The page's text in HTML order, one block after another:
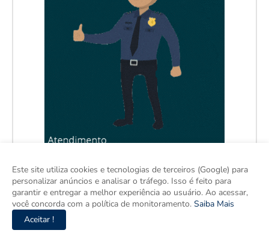
Este site utiliza cookies e tecnologias de terceiros (Google) para
personalizar anúncios e analisar o tráfego. Isso é feito para
garantir e entregar a melhor experiência ao usuário. Ao acessar,
você concorda com a política de monitoramento. Saiba Mais
Aceitar !